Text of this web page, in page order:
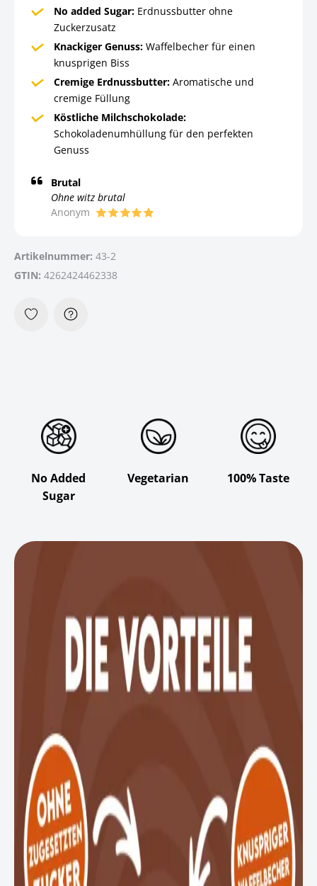
No added Sugar: Erdnussbutter ohne
Zuckerzusatz
Knackiger Genuss: Waffelbecher für einen
knusprigen Biss
Cremige Erdnussbutter: Aromatische und
cremige Füllung
Köstliche Milchschokolade:
Schokoladenumhüllung für den perfekten
Genuss
Brutal
Ohne witz brutal
Anonym
Artikelnummer: 43-2
GTIN: 4262424462338
No Added
Sugar
Vegetarian 100% Taste